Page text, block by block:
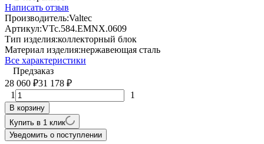
Написать отзыв
Производитель:Valtec
Артикул:VTc.584.EMNX.0609
Тип изделия:коллекторный блок
Материал изделия:нержавеющая сталь
Все характеристики
Предзаказ
28 060 ₽31 178 ₽
1 1
В корзину
Купить в 1 клик
Уведомить о поступлении